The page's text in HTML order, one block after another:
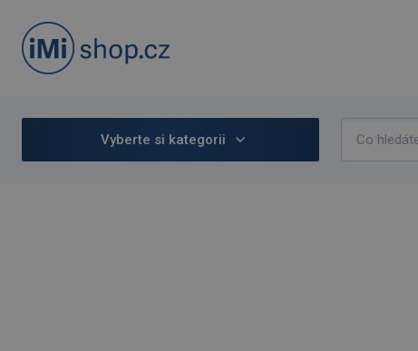
Vyberte si kategorii